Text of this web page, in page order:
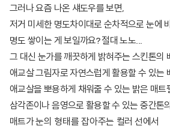
그러나 요즘 나온 섀도우를 보면,
저거 미세한 명도차이대로 순차적으로 눈에
명도 쌓이는 게 보일까요? 절대 노노...
그 대신 눈가를 깨끗하게 밝혀주는 스킨톤의
애교살 그림자로 자연스럽게 활용할 수 있는
애교살을 뽀용하게 채워줄 수 있는 밝은 매트
삼각존이나 음영으로 활용할 수 있는 중간톤
매트가눈의 형태를 잡아주는 컬러 선에서